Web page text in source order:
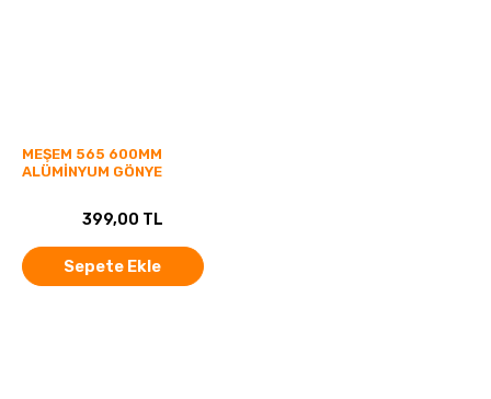
MEŞEM 565 600MM
ALÜMİNYUM GÖNYE
399,00 TL
Sepete Ekle